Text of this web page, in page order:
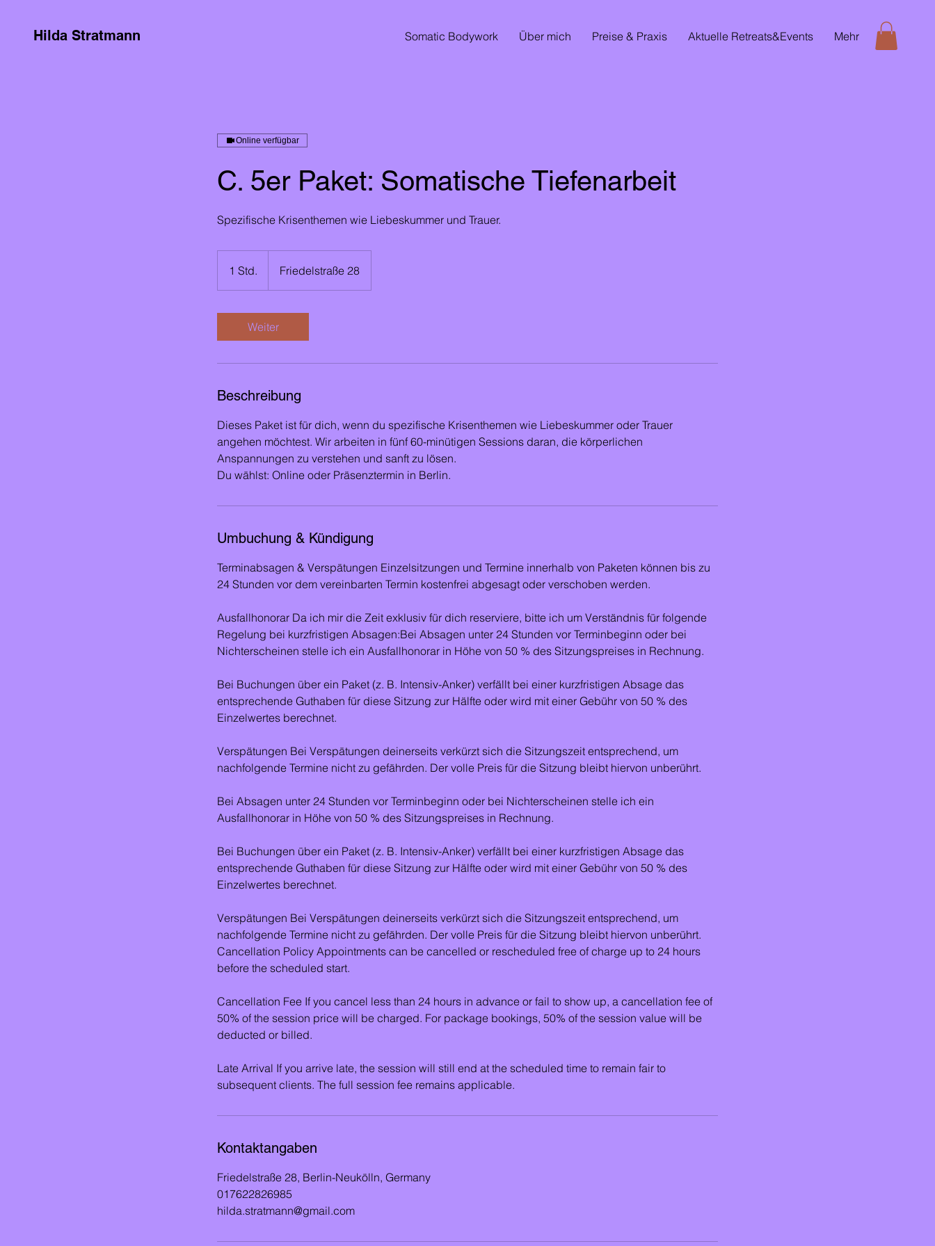
Hilda Stratmann Somatic Bodywork Über mich Preise & Praxis Aktuelle Retreats&Events Mehr
Online verfügbar
C. 5er Paket: Somatische Tiefenarbeit
Spezifische Krisenthemen wie Liebeskummer und Trauer.
1 Std.
S
Friedelstraße 28
Weiter
Beschreibung
Dieses Paket ist für dich, wenn du spezifische Krisenthemen wie Liebeskummer oder Trauer
angehen möchtest. Wir arbeiten in fünf 60-minütigen Sessions daran, die körperlichen
Anspannungen zu verstehen und sanft zu lösen.
Du wählst: Online oder Präsenztermin in Berlin.
Umbuchung & Kündigung
Terminabsagen & Verspätungen Einzelsitzungen und Termine innerhalb von Paketen können bis zu
24 Stunden vor dem vereinbarten Termin kostenfrei abgesagt oder verschoben werden.
Ausfallhonorar Da ich mir die Zeit exklusiv für dich reserviere, bitte ich um Verständnis für folgende
Regelung bei kurzfristigen Absagen:Bei Absagen unter 24 Stunden vor Terminbeginn oder bei
Nichterscheinen stelle ich ein Ausfallhonorar in Höhe von 50 % des Sitzungspreises in Rechnung.
Bei Buchungen über ein Paket (z. B. Intensiv-Anker) verfällt bei einer kurzfristigen Absage das
entsprechende Guthaben für diese Sitzung zur Hälfte oder wird mit einer Gebühr von 50 % des
Einzelwertes berechnet.
Verspätungen Bei Verspätungen deinerseits verkürzt sich die Sitzungszeit entsprechend, um
nachfolgende Termine nicht zu gefährden. Der volle Preis für die Sitzung bleibt hiervon unberührt.
Bei Absagen unter 24 Stunden vor Terminbeginn oder bei Nichterscheinen stelle ich ein
Ausfallhonorar in Höhe von 50 % des Sitzungspreises in Rechnung.
Bei Buchungen über ein Paket (z. B. Intensiv-Anker) verfällt bei einer kurzfristigen Absage das
entsprechende Guthaben für diese Sitzung zur Hälfte oder wird mit einer Gebühr von 50 % des
Einzelwertes berechnet.
Verspätungen Bei Verspätungen deinerseits verkürzt sich die Sitzungszeit entsprechend, um
nachfolgende Termine nicht zu gefährden. Der volle Preis für die Sitzung bleibt hiervon unberührt.
Cancellation Policy Appointments can be cancelled or rescheduled free of charge up to 24 hours
before the scheduled start.
Cancellation Fee If you cancel less than 24 hours in advance or fail to show up, a cancellation fee of
50% of the session price will be charged. For package bookings, 50% of the session value will be
deducted or billed.
Late Arrival If you arrive late, the session will still end at the scheduled time to remain fair to
subsequent clients. The full session fee remains applicable.
Kontaktangaben
Friedelstraße 28, Berlin-Neukölln, Germany
017622826985
hilda.stratmann@gmail.com